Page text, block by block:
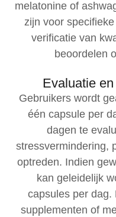
melatonine of
zijn voor
verificatie van
beoordelen
Evaluatie
Gebruikers wordt
één capsule per
dagen te
stressvermindering,
optreden. Indien
kan geleidelijk
capsules per dag.
supplementen of